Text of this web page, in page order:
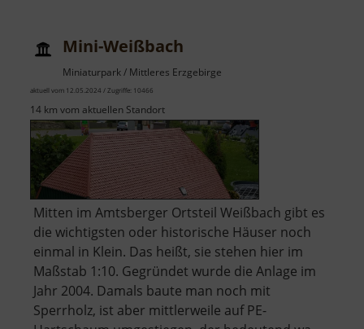
Mini-Weißbach
Miniaturpark / Mittleres Erzgebirge
aktuell vom 12.05.2024 / Zugriffe: 10466
14 km vom aktuellen Standort
Mitten im Amtsberger Ortsteil Weißbach gibt es
die wichtigsten oder historische Häuser noch
einmal in Klein. Das heißt, sie stehen hier im
Maßstab 1:10. Gegründet wurde die Anlage im
Jahr 2004. Damals baute man noch mit
Sperrholz, ist aber mittlerweile auf PE-